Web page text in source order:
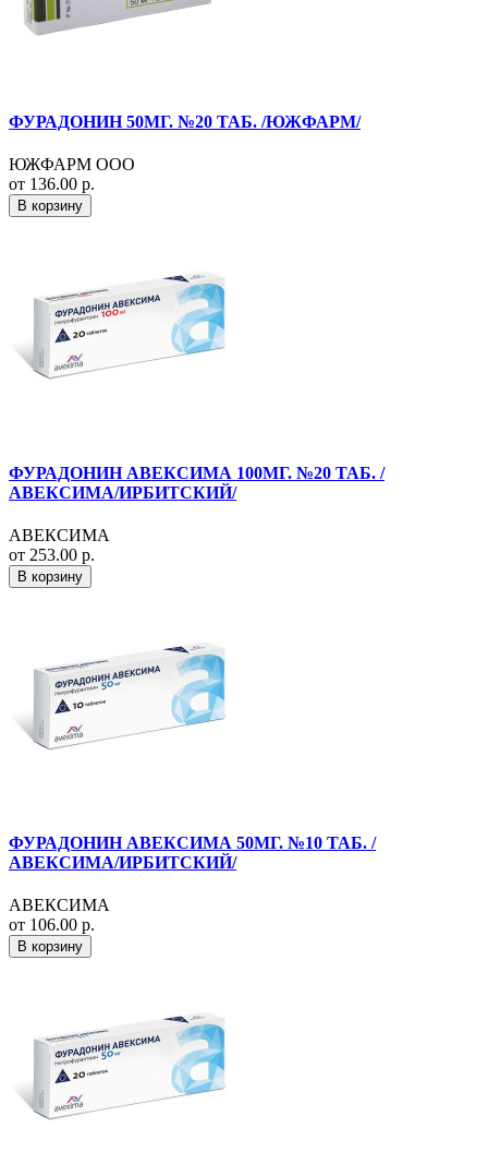
ФУРАДОНИН 50МГ. №20 ТАБ. /ЮЖФАРМ/
ЮЖФАРМ ООО
от 136.00 р.
В корзину
ФУРАДОНИН АВЕКСИМА 100МГ. №20 ТАБ. /
АВЕКСИМА/ИРБИТСКИЙ/
АВЕКСИМА
от 253.00 р.
В корзину
ФУРАДОНИН АВЕКСИМА 50МГ. №10 ТАБ. /
АВЕКСИМА/ИРБИТСКИЙ/
АВЕКСИМА
от 106.00 р.
В корзину